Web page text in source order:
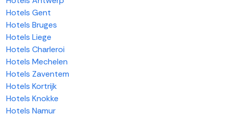
Hotels Gent
Hotels Bruges
Hotels Liege
Hotels Charleroi
Hotels Mechelen
Hotels Zaventem
Hotels Kortrijk
Hotels Knokke
Hotels Namur